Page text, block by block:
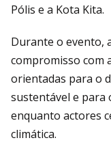
Pólis e a Kota Kita.
Durante o evento,
compromisso com
orientadas para o
sustentável e para
enquanto actores
climática.